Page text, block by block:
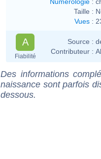
Taille :
Vues :
A
Fiabilité
Source :
Contributeur :
Des informations
naissance sont parfois
dessous.